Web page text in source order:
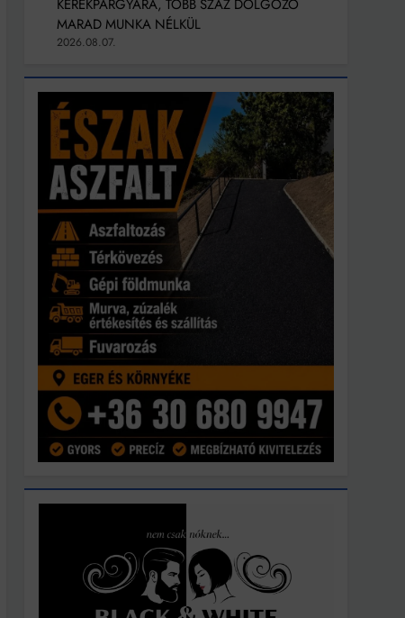
KERÉKPÁRGYÁRA, TÖBB SZÁZ DOLGOZÓ
MARAD MUNKA NÉLKÜL
2026.08.07.